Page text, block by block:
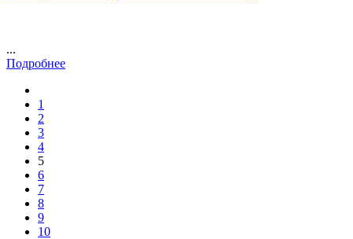
...
Подробнее
1
2
3
4
5
6
7
8
9
10